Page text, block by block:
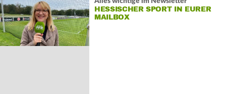
HESSISCHER SPORT IN EURER
MAILBOX